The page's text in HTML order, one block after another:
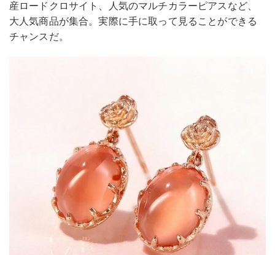
産ロードクロサイト、人気のマルチカラーピアスなど、
大人気商品が集合。実際に手に取って見ることができる
チャンスだ。